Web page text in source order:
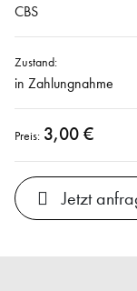
CBS
Zustand:
in Zahlungnahme
Preis: 3,00 €
Jetzt